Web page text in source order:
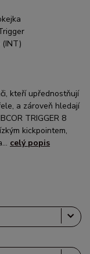
kteří upřednostňují
a zároveň hledají
TRIGGER 8
kickpointem,
celý popis